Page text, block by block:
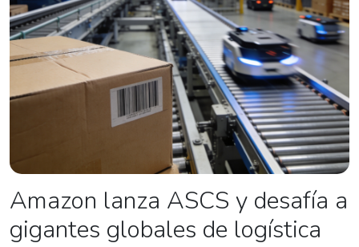
Amazon lanza ASCS y desafía a
gigantes globales de logística